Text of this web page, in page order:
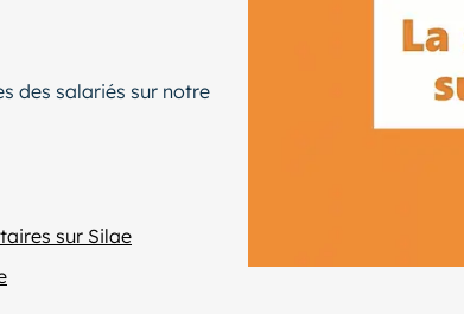
des salariés sur notre
sur Silae